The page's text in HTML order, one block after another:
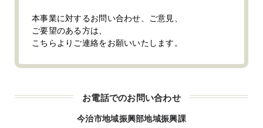
本事業に対するお問い合わせ、ご意見、
ご要望のある方は、
こちらよりご連絡をお願いいたします。
お電話でのお問い合わせ
今治市地域振興部地域振興課